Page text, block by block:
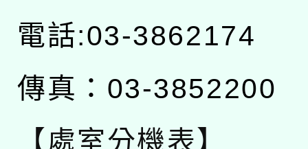
電話:03-3862174
傳真：03-3852200
【處室分機表】